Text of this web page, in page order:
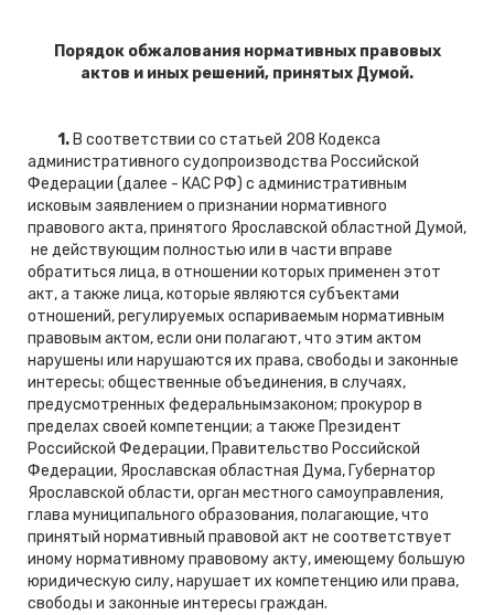
Порядок обжалования нормативных правовых
актов и иных решений, принятых Думой.
1. В соответствии со статьей 208 Кодекса
административного судопроизводства Российской
Федерации (далее - КАС РФ) с административным
исковым заявлением о признании нормативного
правового акта, принятого Ярославской областной Думой,
не действующим полностью или в части вправе
обратиться лица, в отношении которых применен этот
акт, а также лица, которые являются субъектами
отношений, регулируемых оспариваемым нормативным
правовым актом, если они полагают, что этим актом
нарушены или нарушаются их права, свободы и законные
интересы; общественные объединения, в случаях,
предусмотренных федеральнымзаконом; прокурор в
пределах своей компетенции; а также Президент
Российской Федерации, Правительство Российской
Федерации, Ярославская областная Дума, Губернатор
Ярославской области, орган местного самоуправления,
глава муниципального образования, полагающие, что
принятый нормативный правовой акт не соответствует
иному нормативному правовому акту, имеющему большую
юридическую силу, нарушает их компетенцию или права,
свободы и законные интересы граждан.